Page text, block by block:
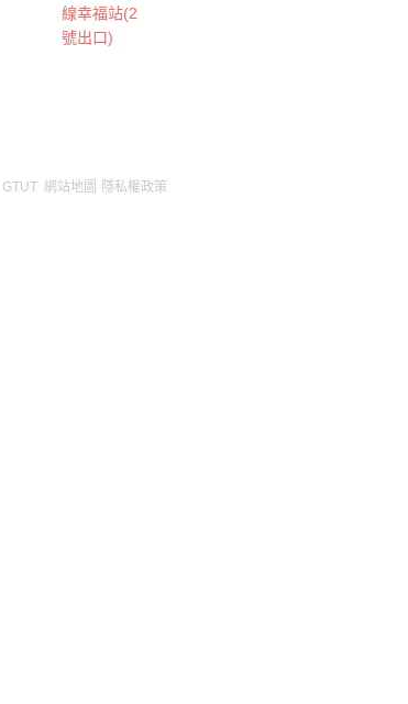
線幸福站(2
號出口)
GTUT 網站地圖 隱私權政策